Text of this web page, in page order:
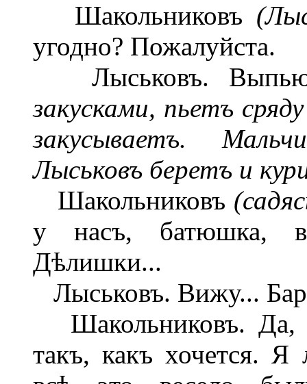
Шакольниковъ
угодно? Пожалуйста.
Лыськовъ.
закусками, пьетъ
закусываетъ.
Лыськовъ беретъ и
Шакольниковъ
у насъ, батюшка,
Дѣлишки...
Лыськовъ. Вижу...
Шакольниковъ. Да,
такъ, какъ хочется.